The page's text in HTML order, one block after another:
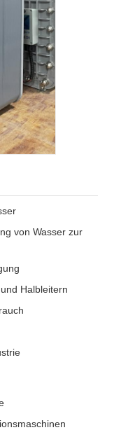
von Wasser zur
Halbleitern